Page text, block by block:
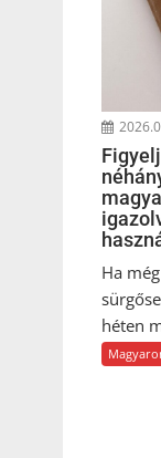
Ha
héten